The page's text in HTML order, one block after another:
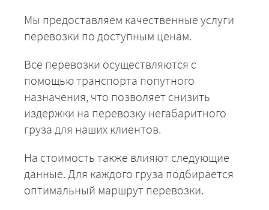
Мы предоставляем качественные услуги
перевозки по доступным ценам.
Все перевозки осуществляются с
помощью транспорта попутного
назначения, что позволяет снизить
издержки на перевозку негабаритного
груза для наших клиентов.
На стоимость также влияют следующие
данные. Для каждого груза подбирается
оптимальный маршрут перевозки.